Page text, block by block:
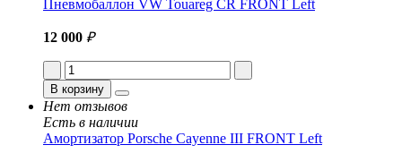
Пневмобаллон VW Touareg CR FRONT Left
12 000 ₽
В корзину
Нет отзывов
Есть в наличии
Амортизатор Porsche Cayenne III FRONT Left